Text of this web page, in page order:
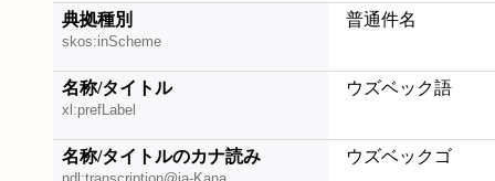
典拠種別
skos:inScheme
普通件名
名称/タイトル
xl:prefLabel
ウズベック語
名称/タイトルのカナ読み ウズベックゴ